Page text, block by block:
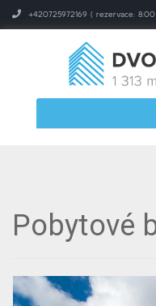
+420725972169 ( rezervace:
Pobytové